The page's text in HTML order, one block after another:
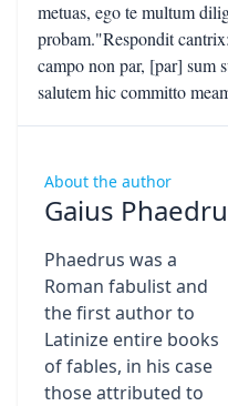
metuas, ego te multum
probam."Respondit
campo non par, [par] sum
salutem hic committo
About the author
Gaius
Phaedrus was a
Roman fabulist and
the first author to
Latinize entire books
of fables, in his case
those attributed to